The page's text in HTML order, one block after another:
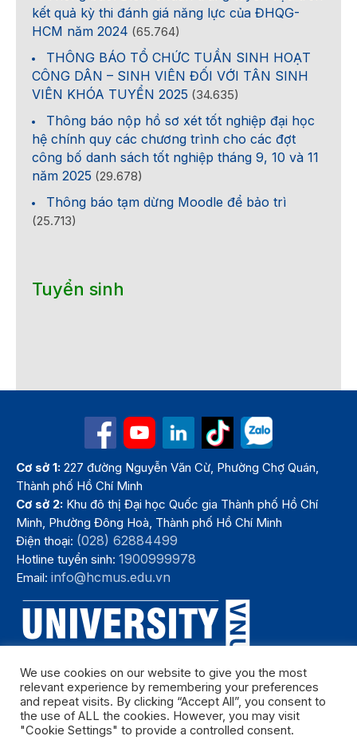
kết quả kỳ thi đánh giá năng lực của ĐHQG-
HCM năm 2024 (65.764)
THÔNG BÁO TỔ CHỨC TUẦN SINH HOẠT
CÔNG DÂN – SINH VIÊN ĐỐI VỚI TÂN SINH
VIÊN KHÓA TUYỂN 2025 (34.635)
Thông báo nộp hồ sơ xét tốt nghiệp đại học
hệ chính quy các chương trình cho các đợt
công bố danh sách tốt nghiệp tháng 9, 10 và 11
năm 2025 (29.678)
Thông báo tạm dừng Moodle để bảo trì
(25.713)
Tuyển sinh
Cơ sở 1: 227 đường Nguyễn Văn Cừ, Phường Chợ Quán,
Thành phố Hồ Chí Minh
Cơ sở 2: Khu đô thị Đại học Quốc gia Thành phố Hồ Chí
Minh, Phường Đông Hoà, Thành phố Hồ Chí Minh
Điện thoại: (028) 62884499
Hotline tuyển sinh:1900999978
Email:info@hcmus.edu.vn
We use cookies on our website to give you the most
relevant experience by remembering your preferences
and repeat visits. By clicking “Accept All”, you consent to
the use of ALL the cookies. However, you may visit
"Cookie Settings" to provide a controlled consent.